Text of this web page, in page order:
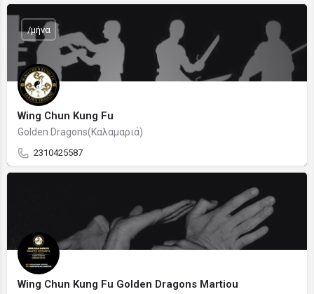
Wing Chun Kung Fu
Golden Dragons(Καλαμαριά)
2310425587
/μήνα
Wing Chun Kung Fu Golden Dragons Martiou